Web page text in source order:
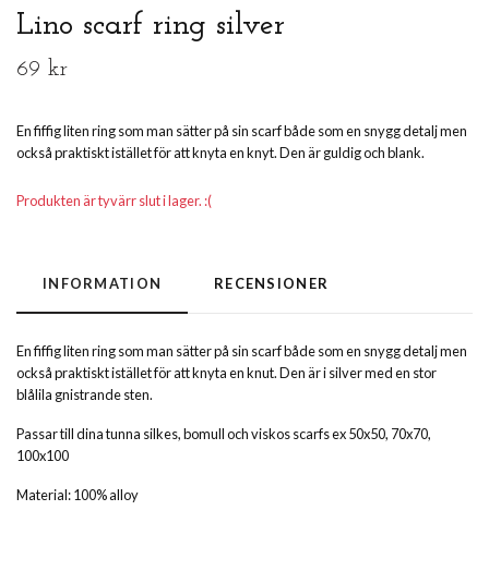
Lino scarf ring silver
69 kr
En fiffig liten ring som man sätter på sin scarf både som en snygg detalj men
också praktiskt istället för att knyta en knyt. Den är guldig och blank.
Produkten är tyvärr slut i lager. :(
INFORMATION RECENSIONER
En fiffig liten ring som man sätter på sin scarf både som en snygg detalj men
också praktiskt istället för att knyta en knut. Den är i silver med en stor
blålila gnistrande sten.
Passar till dina tunna silkes, bomull och viskos scarfs ex 50x50, 70x70,
100x100
Material: 100% alloy